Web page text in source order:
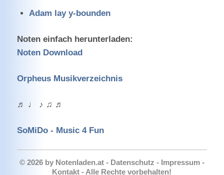
Adam lay y-bounden
Noten einfach herunterladen:
Noten Download
Orpheus Musikverzeichnis
♬ ♩ ♪ ♫ ♬
SoMiDo - Music 4 Fun
© 2026 by Notenladen.at- Datenschutz - Impressum-
Kontakt - Alle Rechte vorbehalten!